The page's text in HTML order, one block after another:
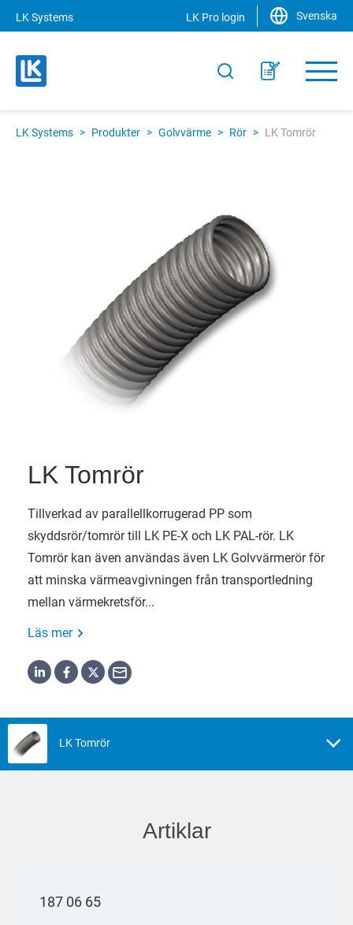
LK Systems LK Pro login Svenska
LK Systems > Produkter > Golvvärme > Rör > LK Tomrör
LK Tomrör
Tillverkad av parallellkorrugerad PP som
skyddsrör/tomrör till LK PE-X och LK PAL-rör. LK
Tomrör kan även användas även LK Golvvärmerör för
att minska värmeavgivningen från transportledning
mellan värmekretsför...
Läs mer
LK Tomrör
Artiklar
187 06 65